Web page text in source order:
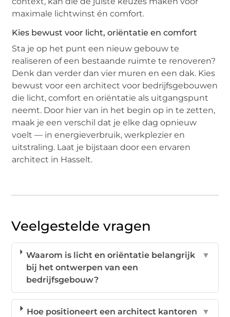
maximale lichtwinst én comfort.
Kies bewust voor licht, oriëntatie en comfort
Sta je op het punt een nieuw gebouw te
realiseren of een bestaande ruimte te renoveren?
Denk dan verder dan vier muren en een dak. Kies
bewust voor een architect voor bedrijfsgebouwen
die licht, comfort en oriëntatie als uitgangspunt
neemt. Door hier van in het begin op in te zetten,
maak je een verschil dat je elke dag opnieuw
voelt — in energieverbruik, werkplezier en
uitstraling. Laat je bijstaan door een ervaren
architect in Hasselt.
Veelgestelde vragen
Waarom is licht en oriëntatie belangrijk
bij het ontwerpen van een
bedrijfsgebouw?
▼
Hoe positioneert een architect kantoren
▼